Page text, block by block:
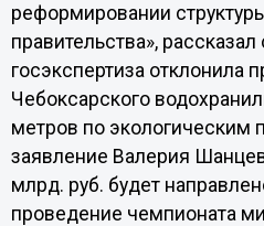
реформировании
правительства», рассказал
госэкспертиза отклонила
Чебоксарского
метров по экологическим
заявление Валерия
млрд. руб. будет
проведение чемпионата